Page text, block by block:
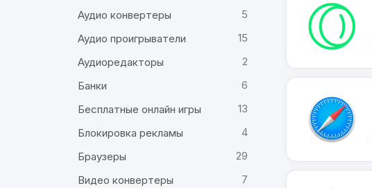
Аудио конвертеры
5
Аудио проигрыватели
15
Аудиоредакторы
2
Банки
6
Бесплатные онлайн игры
13
Блокировка рекламы
4
Браузеры
29
Видео конвертеры
7